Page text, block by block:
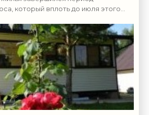
который вплоть до июля этого